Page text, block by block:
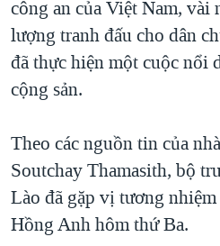
"Tìm"NGƯỜI VIỆT HẢI NGOẠI
KINH TẾ
SỨC KHOẺ
VĂN HOÁ
TẠI
HÀNH TRÌNH BẦU CỬ 2024
MỘT NĂM CHIẾN TRANH TẠI
GIẢI MÃ VÀNH ĐAI & CON
NGÀY TỊ NẠN THẾ GIỚI
TRỊNH VĨNH BÌNH - NGƯỜI
GROUND ZERO – XƯA VÀ NAY
CHI PHÍ CHIẾN TRANH
VIDEO
NGHE
MẠNG XÃ HỘI
Ngôn ngữ khác
công an của Việt Nam, vài
lượng tranh đấu cho dân
đã thực hiện một cuộc nổi
cộng sản.
Theo các nguồn tin của
Soutchay Thamasith, bộ
Lào đã gặp vị tương
Hồng Anh hôm thứ Ba.